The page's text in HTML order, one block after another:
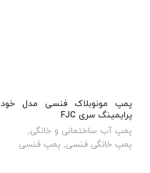
پمپ مونوبلاک فنسی مدل خود
پرایمینگ سری FJC
پمپ آب ساختمانی و خانگی,
پمپ خانگی فنسی, پمپ فنسی